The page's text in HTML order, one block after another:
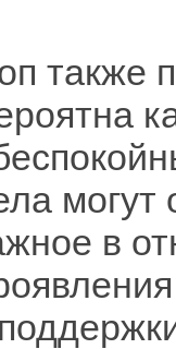
также
могут
в